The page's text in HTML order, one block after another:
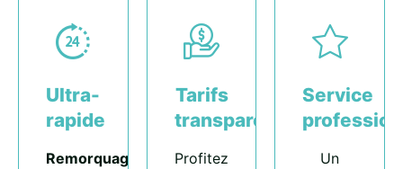
Ultra-
rapide
Remorquage
Tarifs
transparents
Profitez
Service
Un